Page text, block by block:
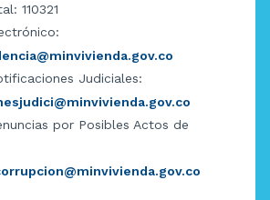
110321
Judiciales:
por Posibles Actos de